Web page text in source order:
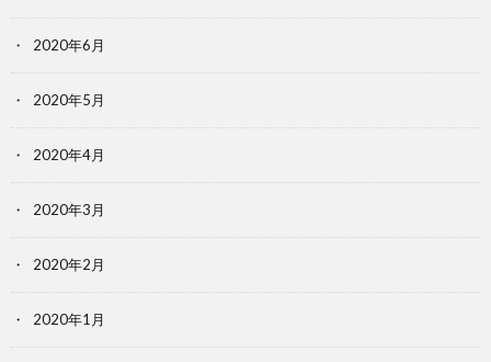
2020年6月
2020年5月
2020年4月
2020年3月
2020年2月
2020年1月